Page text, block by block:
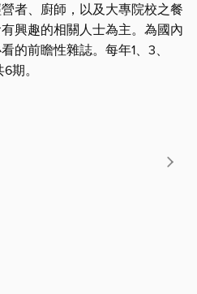
者、廚師，以及大專院校之餐
興趣的相關人士為主。為國內
的前瞻性雜誌。每年1、3、
期。